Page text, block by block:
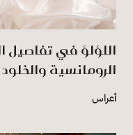
اللؤلؤ في تفاصيل
الرومانسية والخلود
أعراس